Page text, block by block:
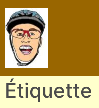
Étiquette